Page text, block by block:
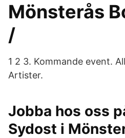
Mönsterås
/
1 2 3. Kommande event.
Artister.
Jobba hos oss
Sydost i